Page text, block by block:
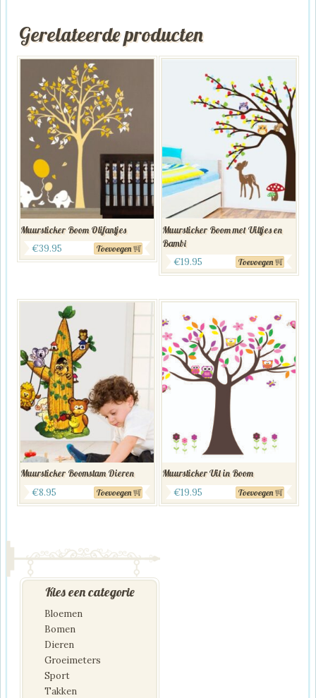
Gerelateerde producten
Muursticker Boom Olifantjes
€39.95 Toevoegen
Muursticker Boom met Uiltjes en
Bambi
€19.95 Toevoegen
Muursticker Boomstam Dieren
€8.95 Toevoegen
Muursticker Uil in Boom
€19.95 Toevoegen
Kies een categorie
Bloemen
Bomen
Dieren
Groeimeters
Sport
Takken